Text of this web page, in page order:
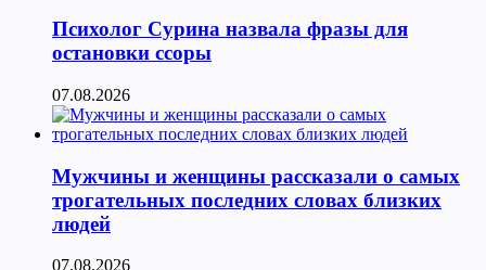
Психолог Сурина назвала фразы для
остановки ссоры
07.08.2026
Мужчины и женщины рассказали о самых
трогательных последних словах близких
людей
07.08.2026